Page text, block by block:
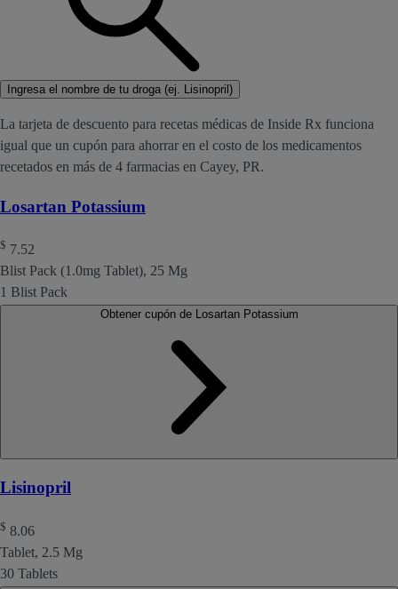
Ingresa el nombre de tu droga (ej. Lisinopril)
La tarjeta de descuento para recetas médicas de Inside Rx funciona
igual que un cupón para ahorrar en el costo de los medicamentos
recetados en más de 4 farmacias en Cayey, PR.
Losartan Potassium
$ 7.52
Blist Pack (1.0mg Tablet), 25 Mg
1 Blist Pack
Lisinopril
$ 8.06
Tablet, 2.5 Mg
30 Tablets